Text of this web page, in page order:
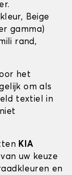
Beige
gamma)
rand,
het
om als
textiel in
KIA
uw keuze
en